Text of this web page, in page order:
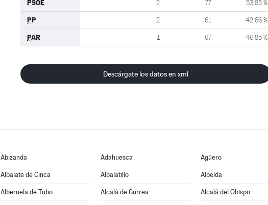
PSOE 2 77 53,85 %
PP 2 61 42,66 %
PAR 1 67 46,85 %
Descárgate los datos en xml
Abizanda Adahuesca Agüero
Albalate de Cinca Albalatillo Albelda
Alberuela de Tubo Alcalá de Gurrea Alcalá del Obispo